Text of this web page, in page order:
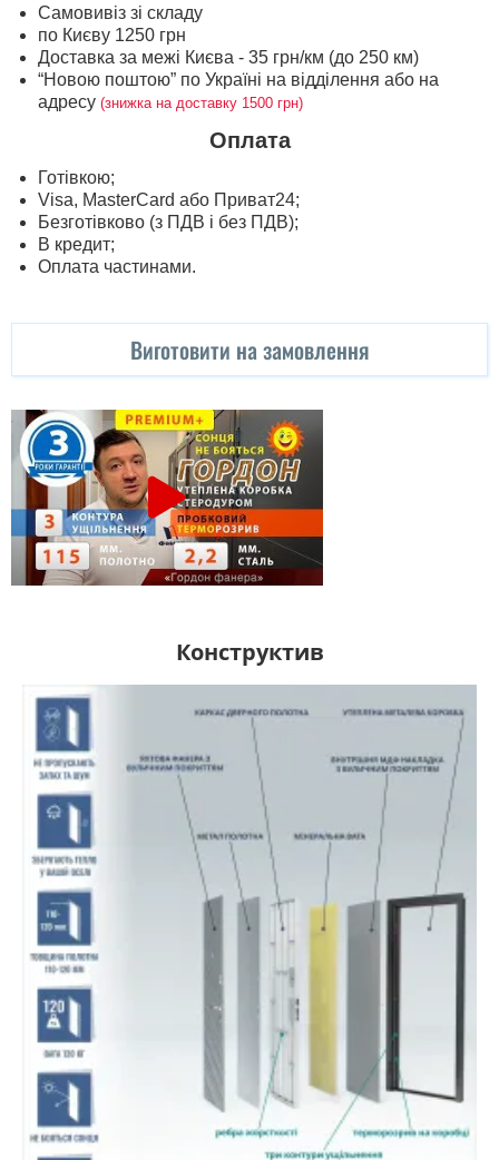
Самовивіз зі складу
по Києву 1250 грн
Доставка за межі Києва - 35 грн/км (до 250 км)
“Новою поштою” по Україні на відділення або на
адресу (знижка на доставку 1500 грн)
Оплата
Готівкою;
Visa, MasterСard або Приват24;
Безготівково (з ПДВ і без ПДВ);
В кредит;
Оплата частинами.
Виготовити на замовлення
Конструктив